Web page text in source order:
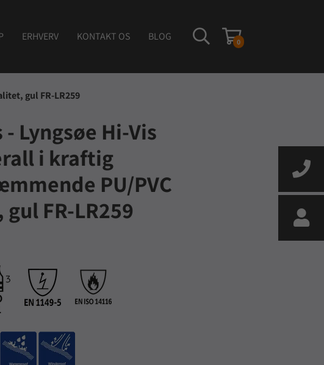
0
ERHVERV KONTAKT OS BLOG
gul FR-LR259
Lyngsøe Hi-Vis
i kraftig
PU/PVC
FR-LR259